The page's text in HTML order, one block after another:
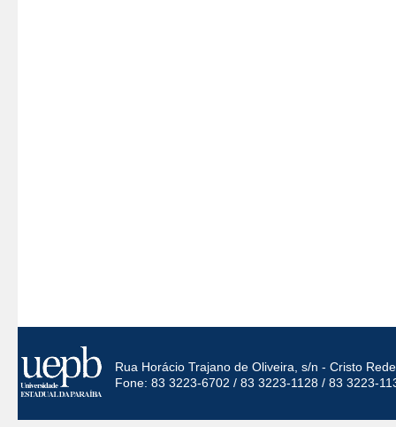
Rua Horácio Trajano de Oliveira, s/n - Cristo
Fone: 83 3223-6702 / 83 3223-1128 / 83 3223-